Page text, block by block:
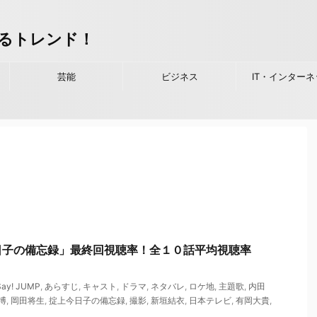
トレンド！
芸能 ビジネス IT・インター
の備忘録」最終回視聴率！全１０話平均視聴率
JUMP, あらすじ , キャスト , ドラマ, ネタバレ, ロケ地, 主題歌, 内田
, 岡田将生, 掟上今日子の備忘録, 撮影, 新垣結衣, 日本テレビ, 有岡大貴,